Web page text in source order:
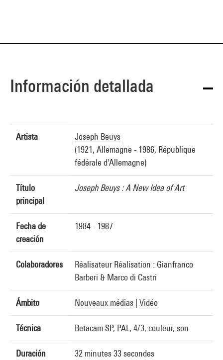
Información detallada
Artista
Joseph Beuys
(1921, Allemagne - 1986, République
fédérale d'Allemagne)
Título
principal
Joseph Beuys : A New Idea of Art
Fecha de
creación
1984 - 1987
Colaboradores
Réalisateur Réalisation : Gianfranco
Barberi & Marco di Castri
Ámbito Nouveaux médias Vidéo
Técnica Betacam SP, PAL, 4/3, couleur, son
Duración 32 minutes 33 secondes